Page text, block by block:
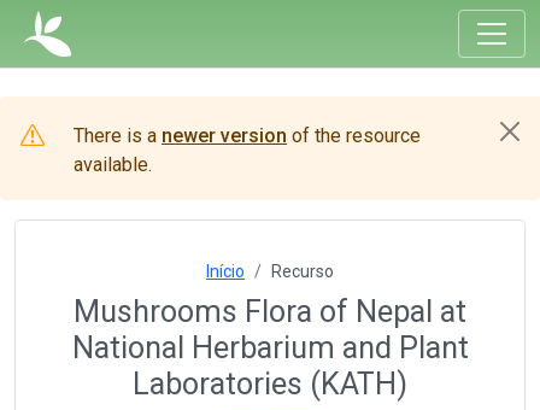
There is a newer version of the resource
available.
Início Recurso
Mushrooms Flora of Nepal at
National Herbarium and Plant
Laboratories (KATH)